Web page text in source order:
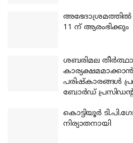
11 ന് ആരംഭിക്കും
ശബരിമല
പരിഷ്‌കാരങ്ങള്‍
ബോര്‍ഡ്
കൊട്ടിയൂര്‍
നിര്യാതനായി